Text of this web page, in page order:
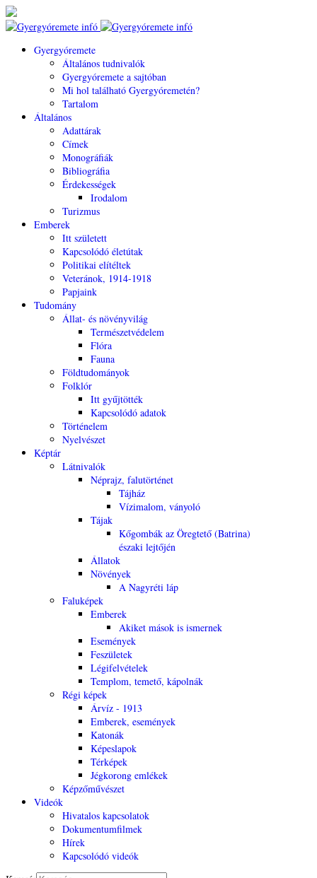
Gyergyóremete
Általános tudnivalók
Gyergyóremete a sajtóban
Mi hol található Gyergyóremetén?
Tartalom
Általános
Adattárak
Címek
Monográfiák
Bibliográfia
Érdekességek
Irodalom
Turizmus
Emberek
Itt született
Kapcsolódó életútak
Politikai elítéltek
Veteránok, 1914-1918
Papjaink
Tudomány
Állat- és növényvilág
Természetvédelem
Flóra
Fauna
Földtudományok
Folklór
Itt gyűjtötték
Kapcsolódó adatok
Történelem
Nyelvészet
Képtár
Látnivalók
Néprajz, falutörténet
Tájház
Vízimalom, ványoló
Tájak
Kőgombák az Öregtető (Batrina)
északi lejtőjén
Állatok
Növények
A Nagyréti láp
Faluképek
Emberek
Akiket mások is ismernek
Események
Feszületek
Légifelvételek
Templom, temető, kápolnák
Régi képek
Árvíz - 1913
Emberek, események
Katonák
Képeslapok
Térképek
Jégkorong emlékek
Képzőművészet
Videók
Hivatalos kapcsolatok
Dokumentumfilmek
Hírek
Kapcsolódó videók